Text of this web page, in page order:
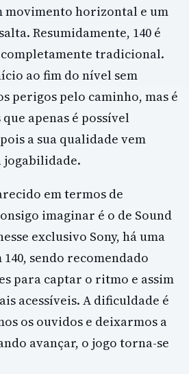
movimento horizontal e um
Resumidamente, 140 é
tradicional.
ao fim do nível sem
perigos pelo caminho, mas é
apenas é possível
a sua qualidade vem
em termos de
imaginar é o de Sound
exclusivo Sony, há uma
sendo recomendado
para captar o ritmo e assim
acessíveis. A dificuldade é
os ouvidos e deixarmos a
avançar, o jogo torna-se